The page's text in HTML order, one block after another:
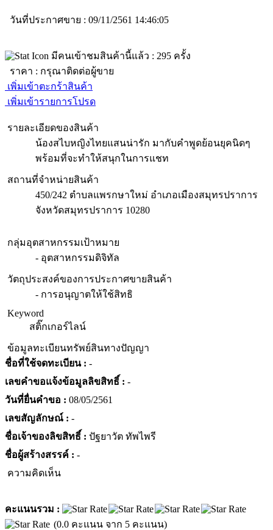
วันที่ประกาศขาย : 09/11/2561 14:46:05
มีคนเข้าชมสินค้านี้แล้ว : 295 ครั้ง
ราคา : กรุณาติดต่อผู้ขาย
เพิ่มเข้าตะกร้าสินค้า
เพิ่มเข้ารายการโปรด
รายละเอียดของสินค้า
น้องสไบหญิงไทยแสนน่ารัก มากับคำพูดย้อนยุคนิดๆ
พร้อมที่จะทำให้สนุกในการแชท
สถานที่จำหน่ายสินค้า
450/242 ตำบลแพรกษาใหม่ อำเภอเมืองสมุทรปราการ
จังหวัดสมุทรปราการ 10280
กลุ่มอุตสาหกรรมเป้าหมาย
- อุตสาหกรรมดิจิทัล
วัตถุประสงค์ของการประกาศขายสินค้า
- การอนุญาตให้ใช้สิทธิ
Keyword
สติ๊กเกอร์ไลน์
ข้อมูลทะเบียนทรัพย์สินทางปัญญา
ชื่อที่ใช้จดทะเบียน : -
เลขคำขอแจ้งข้อมูลลิขสิทธิ์ : -
วันที่ยื่นคำขอ : 08/05/2561
เลขสัญลักษณ์ : -
ชื่อเจ้าของลิขสิทธิ์ : ปัฐยาวัต ทัพไพรี
ชื่อผู้สร้างสรรค์ : -
ความคิดเห็น
คะแนนรวม :
(0.0 คะแนน จาก 5 คะแนน)